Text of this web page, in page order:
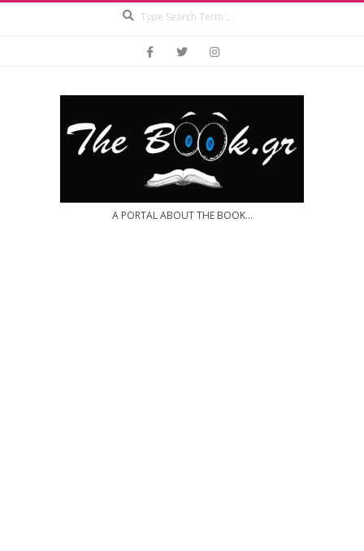
A PORTAL ABOUT THE BOOK...